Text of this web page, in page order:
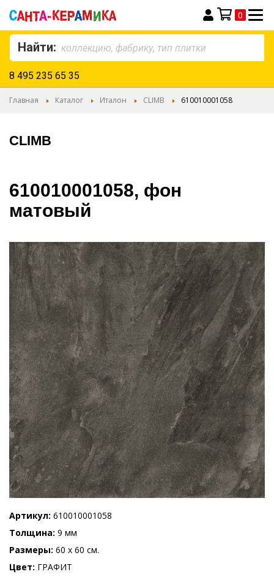
Моя корзина
0
Найти:
8 495 235 65 35
Главная Каталог Италон CLIMB 610010001058
CLIMB
610010001058, фон
матовый
Артикул 610010001058
Толщина 9 мм
Размеры 60 x 60 см.
Цвет ГРАФИТ